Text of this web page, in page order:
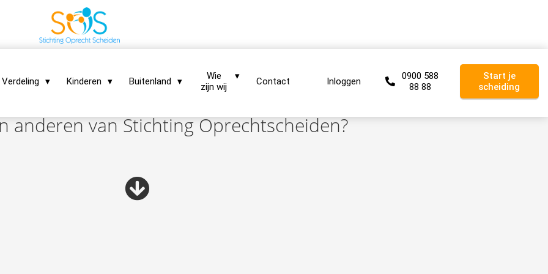
Verdeling Kinderen Buitenland
Wie
zijn wij
Contact Inloggen
0900 588
88 88
Start je
scheiding
anderen van Stichting Oprechtscheiden?